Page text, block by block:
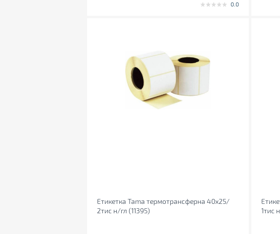
0.0
Етикетка Tama термотрансферна 40x25/
2тис н/гл (11395)
1тис